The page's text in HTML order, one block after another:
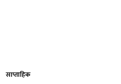
साप्ताहिक